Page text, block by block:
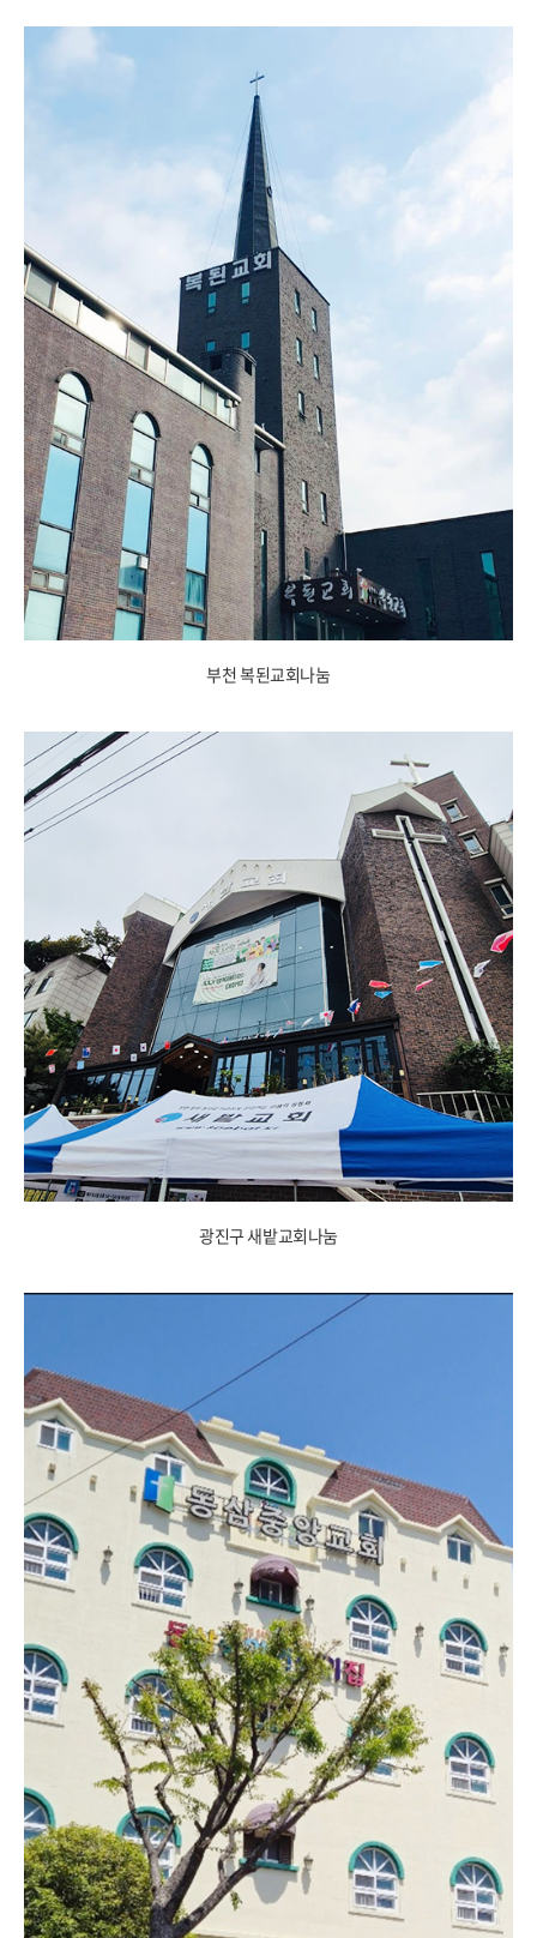
부천 복된교회나눔
광진구 새밭교회나눔